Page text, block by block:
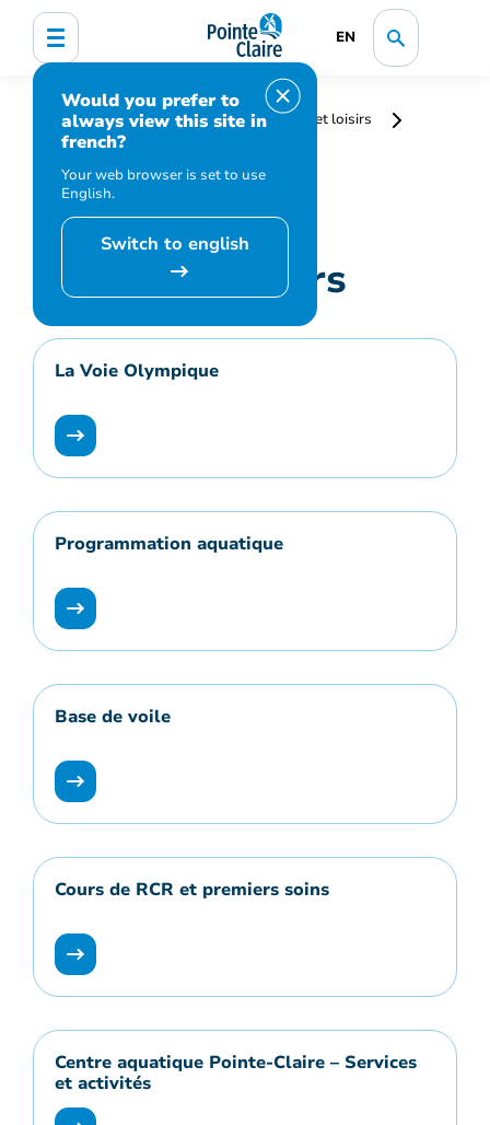
EN
Would you prefer to
always view this site in
french?
Your web browser is set to use
English.
Switch to english
Accueil
Bibliothèque, culture, sports et loisirs
Sports et loisirs
Sports et loisirs
La Voie Olympique
Programmation aquatique
Base de voile
Cours de RCR et premiers soins
Centre aquatique Pointe-Claire – Services
et activités